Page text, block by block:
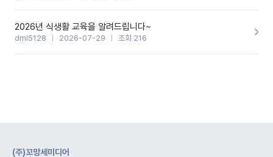
2026년 식생활 교육을 알려드립니다~
dml5128 2026-07-29 조회 216
(주)꼬망세미디어